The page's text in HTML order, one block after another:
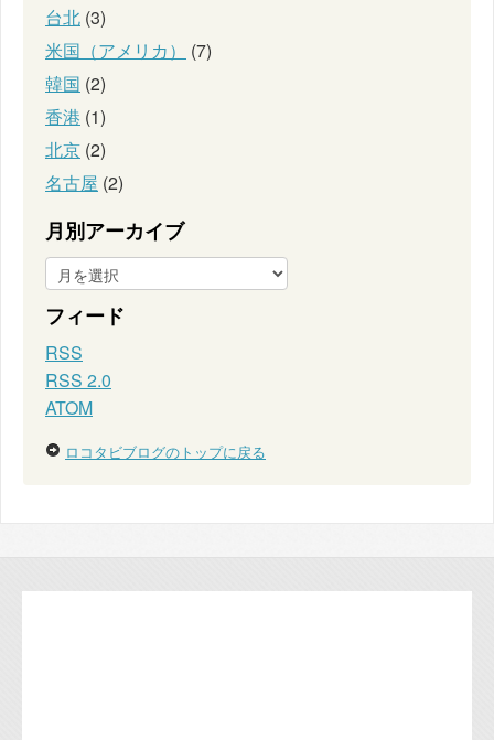
台北 (3)
米国（アメリカ）
(7)
韓国 (2)
香港 (1)
北京 (2)
名古屋 (2)
月別アーカイブ
フィード
RSS
RSS 2.0
ATOM
ロコタビブログのトップに戻る